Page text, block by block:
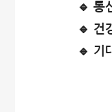
🔹 통
🔹 건
🔹 기